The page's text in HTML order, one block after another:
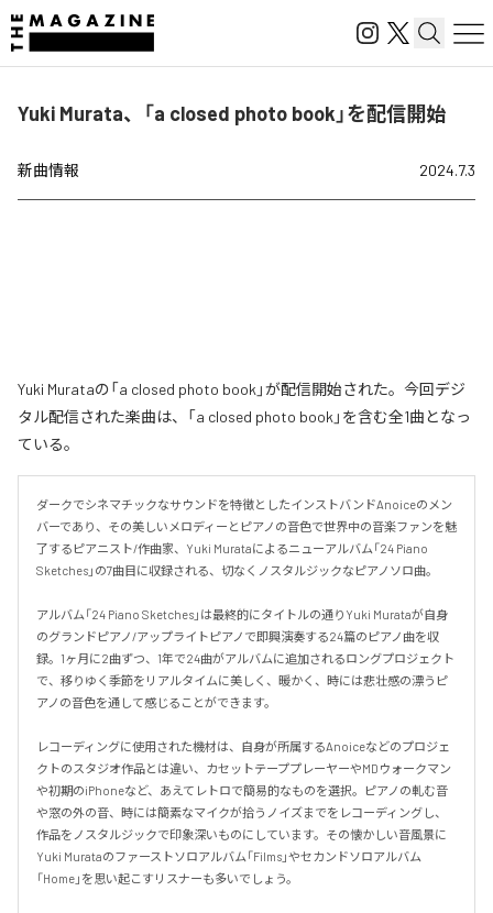
Yuki Murata、「a closed photo book」を配信開始
新曲情報 2024.7.3
Yuki Murataの「a closed photo book」が配信開始された。今回デジ
タル配信された楽曲は、「a closed photo book」を含む全1曲となっ
ている。
ダークでシネマチックなサウンドを特徴としたインストバンドAnoiceのメン
バーであり、その美しいメロディーとピアノの音色で世界中の音楽ファンを魅
了するピアニスト/作曲家、Yuki Murataによるニューアルバム「24 Piano
Sketches」の7曲目に収録される、切なくノスタルジックなピアノソロ曲。
アルバム「24 Piano Sketches」は最終的にタイトルの通りYuki Murataが自身
のグランドピアノ/アップライトピアノで即興演奏する24篇のピアノ曲を収
録。1ヶ月に2曲ずつ、1年で24曲がアルバムに追加されるロングプロジェクト
で、移りゆく季節をリアルタイムに美しく、暖かく、時には悲壮感の漂うピ
アノの音色を通して感じることができます。
レコーディングに使用された機材は、自身が所属するAnoiceなどのプロジェ
クトのスタジオ作品とは違い、カセットテーププレーヤーやMDウォークマン
や初期のiPhoneなど、あえてレトロで簡易的なものを選択。ピアノの軋む音
や窓の外の音、時には簡素なマイクが拾うノイズまでをレコーディングし、
作品をノスタルジックで印象深いものにしています。その懐かしい音風景に
Yuki Murataのファーストソロアルバム「Films」やセカンドソロアルバム
「Home」を思い起こすリスナーも多いでしょう。